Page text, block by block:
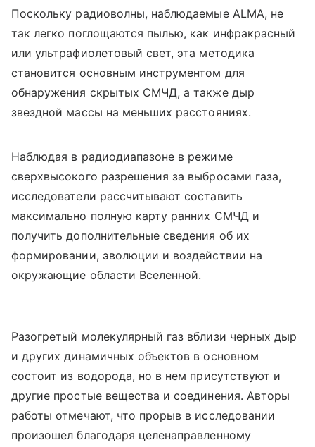
Поскольку радиоволны, наблюдаемые ALMA, не
так легко поглощаются пылью, как инфракрасный
или ультрафиолетовый свет, эта методика
становится основным инструментом для
обнаружения скрытых СМЧД, а также дыр
звездной массы на меньших расстояниях.
Наблюдая в радиодиапазоне в режиме
сверхвысокого разрешения за выбросами газа,
исследователи рассчитывают составить
максимально полную карту ранних СМЧД и
получить дополнительные сведения об их
формировании, эволюции и воздействии на
окружающие области Вселенной.
Разогретый молекулярный газ вблизи черных дыр
и других динамичных объектов в основном
состоит из водорода, но в нем присутствуют и
другие простые вещества и соединения. Авторы
работы отмечают, что прорыв в исследовании
произошел благодаря целенаправленному